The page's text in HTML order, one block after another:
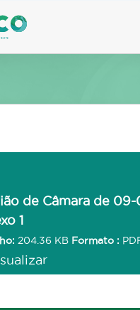
de Câmara de
1
204.36 KB Formato :